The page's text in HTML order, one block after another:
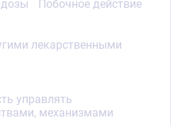
быть обнаружены в редких
тяжелым нарушением
реципиентов
мозга или органа,
химиотерапию по поводу
и у ВИЧ-
купированию
Побочное действие
лекарственными
управлять
механизмами